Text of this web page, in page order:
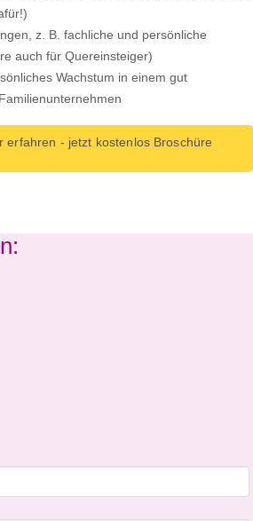
z. B. fachliche und persönliche
auch für Quereinsteiger)
Wachstum in einem gut
erfahren - jetzt kostenlos Broschüre